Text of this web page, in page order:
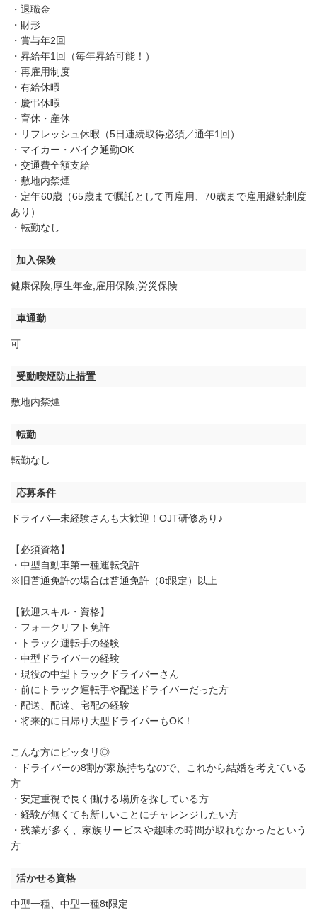
・退職金
・財形
・賞与年2回
・昇給年1回（毎年昇給可能！）
・再雇用制度
・有給休暇
・慶弔休暇
・育休・産休
・リフレッシュ休暇（5日連続取得必須／通年1回）
・マイカー・バイク通勤OK
・交通費全額支給
・敷地内禁煙
・定年60歳（65歳まで嘱託として再雇用、70歳まで雇用継続制度
あり）
・転勤なし
加入保険
健康保険,厚生年金,雇用保険,労災保険
車通勤
可
受動喫煙防止措置
敷地内禁煙
転勤
転勤なし
応募条件
ドライバ―未経験さんも大歓迎！OJT研修あり♪
【必須資格】
・中型自動車第一種運転免許
※旧普通免許の場合は普通免許（8t限定）以上
【歓迎スキル・資格】
・フォークリフト免許
・トラック運転手の経験
・中型ドライバーの経験
・現役の中型トラックドライバーさん
・前にトラック運転手や配送ドライバーだった方
・配送、配達、宅配の経験
・将来的に日帰り大型ドライバーもOK！
こんな方にピッタリ◎
・ドライバーの8割が家族持ちなので、これから結婚を考えている
方
・安定重視で長く働ける場所を探している方
・経験が無くても新しいことにチャレンジしたい方
・残業が多く、家族サービスや趣味の時間が取れなかったという
方
活かせる資格
中型一種、 中型一種8t限定